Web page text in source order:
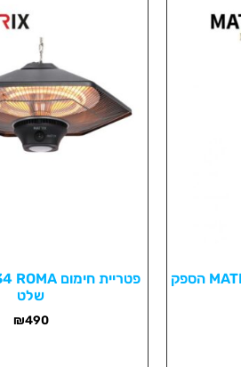
מגדל חימום דגם ונציה MATRIX הספק
שלט
₪490